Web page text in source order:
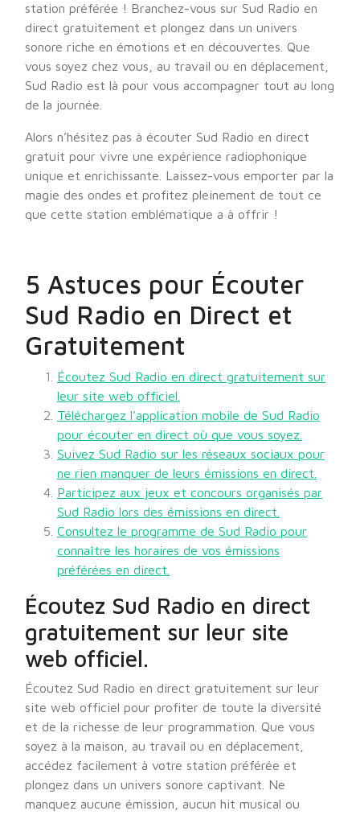
station préférée ! Branchez-vous sur Sud Radio en
direct gratuitement et plongez dans un univers
sonore riche en émotions et en découvertes. Que
vous soyez chez vous, au travail ou en déplacement,
Sud Radio est là pour vous accompagner tout au long
de la journée.
Alors n’hésitez pas à écouter Sud Radio en direct
gratuit pour vivre une expérience radiophonique
unique et enrichissante. Laissez-vous emporter par la
magie des ondes et profitez pleinement de tout ce
que cette station emblématique a à offrir !
5 Astuces pour Écouter
Sud Radio en Direct et
Gratuitement
Écoutez Sud Radio en direct gratuitement sur
leur site web officiel.
Téléchargez l’application mobile de Sud Radio
pour écouter en direct où que vous soyez.
Suivez Sud Radio sur les réseaux sociaux pour
ne rien manquer de leurs émissions en direct.
Participez aux jeux et concours organisés par
Sud Radio lors des émissions en direct.
Consultez le programme de Sud Radio pour
connaître les horaires de vos émissions
préférées en direct.
Écoutez Sud Radio en direct
gratuitement sur leur site
web officiel.
Écoutez Sud Radio en direct gratuitement sur leur
site web officiel pour profiter de toute la diversité
et de la richesse de leur programmation. Que vous
soyez à la maison, au travail ou en déplacement,
accédez facilement à votre station préférée et
plongez dans un univers sonore captivant. Ne
manquez aucune émission, aucun hit musical ou